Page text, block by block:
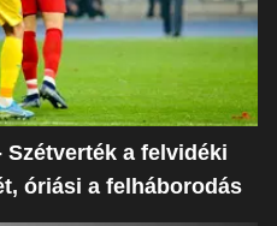
a felvidéki
óriási a felháborodás